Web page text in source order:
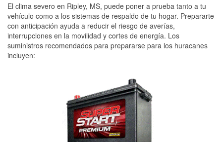
El clima severo en Ripley, MS, puede poner a prueba tanto a tu
vehículo como a los sistemas de respaldo de tu hogar. Prepararte
con anticipación ayuda a reducir el riesgo de averías,
interrupciones en la movilidad y cortes de energía. Los
suministros recomendados para prepararse para los huracanes
incluyen: